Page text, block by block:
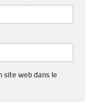
site web dans le